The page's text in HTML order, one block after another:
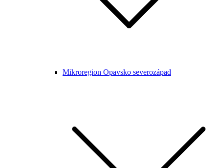
Mikroregion Opavsko severozápad